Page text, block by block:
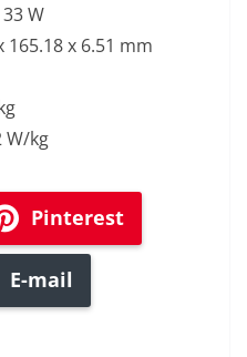
W
165.18 x 6.51 mm
W/kg
Pinterest
E-mail